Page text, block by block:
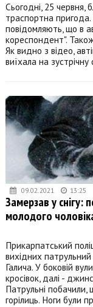
Сьогодні, 25 червня,
траспортна
повідомляють, що в
кореспондент".
Як видно з відео,
виїхала на зустрічну
09.02.2021 13:25
Замерзав у снігу:
молодого
Прикарпатський
вихідних
Галича. У боковій
кросівок, далі -
Патрульні
горілиць. Ноги були